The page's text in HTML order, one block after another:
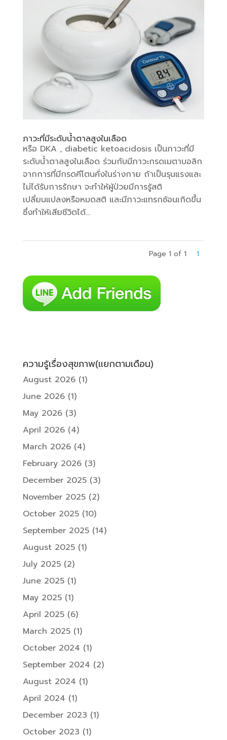
ภาวะที่มีระดับน้ำตาลสูงในเลือด
หรือ DKA , diabetic ketoacidosis เป็นภาวะที่มี
ระดับน้ำตาลสูงในเลือด ร่วมกับมีภาวะกรดเมตาบอลิก
จากการที่มีกรดคีโตนคั่งในร่างกาย ถ้าเป็นรุนแรงและ
ไม่ได้รับการรักษา จะทำให้ผู้ป่วยมีการรู้สติ
เปลี่ยนแปลงหรือหมดสติ และมีภาวะแทรกซ้อนเกิดขึ้น
ซึ่งทำให้เสียชีวิตได้...
Page 1 of 1 1
ความรู้เรื่องสุขภาพ(แยกตามเดือน)
August 2026(1)
June 2026(1)
May 2026(3)
April 2026(4)
March 2026(4)
February 2026(3)
December 2025(3)
November 2025(2)
October 2025(10)
September 2025(14)
August 2025(1)
July 2025(2)
June 2025(1)
May 2025(1)
April 2025(6)
March 2025(1)
October 2024 (1)
September 2024 (2)
August 2024 (1)
April 2024 (1)
December 2023 (1)
October 2023 (1)